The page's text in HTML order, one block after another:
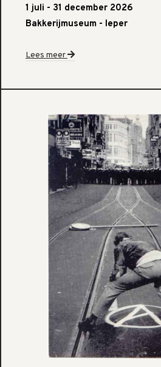
1 juli - 31 december 2026
Bakkerijmuseum - Ieper
Lees meer